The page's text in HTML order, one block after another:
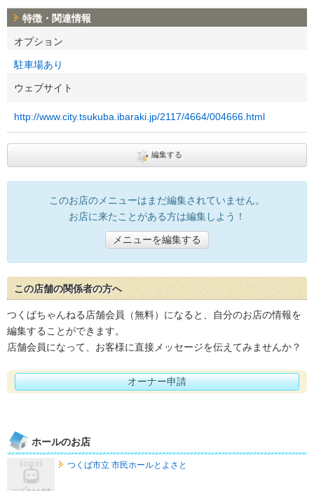
特徴・関連情報
オプション
駐車場あり
ウェブサイト
http://www.city.tsukuba.ibaraki.jp/2117/4664/004666.html
編集する
このお店のメニューはまだ編集されていません。
お店に来たことがある方は編集しよう！
メニューを編集する
この店舗の関係者の方へ
つくばちゃんねる店舗会員（無料）になると、自分のお店の情報を
編集することができます。
店舗会員になって、お客様に直接メッセージを伝えてみませんか？
オーナー申請
ホールのお店
つくば市立 市民ホールとよさと